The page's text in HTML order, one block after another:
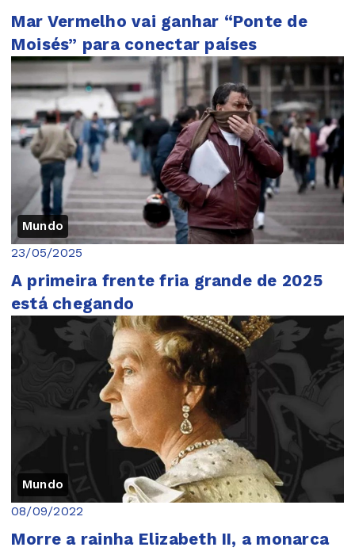
Mar Vermelho vai ganhar “Ponte de
Moisés” para conectar países
Mundo
23/05/2025
A primeira frente fria grande de 2025
está chegando
Mundo
08/09/2022
Morre a rainha Elizabeth II, a monarca